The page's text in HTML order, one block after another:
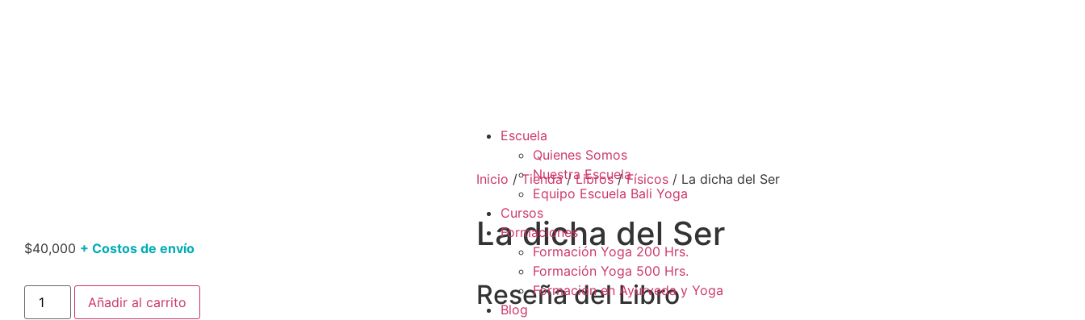
Escuela
Quienes Somos
Nuestra Escuela
Equipo Escuela Bali Yoga
Cursos
Formaciones
Formación Yoga 200 Hrs.
Formación Yoga 500 Hrs.
Formación en Ayurveda y Yoga
Blog
$40,000 + Costos de envío
Añadir al carrito
Inicio /Tienda/Libros/Físicos / La dicha del Ser
La dicha del Ser
Reseña del Libro